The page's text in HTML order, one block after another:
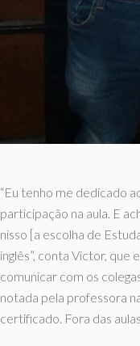
“Eu tenho me dedicado
participação na aula. E
nisso [a escolha de
inglês”, conta Victor, que
comunicar com os
notada pela professora
certificado. Fora das